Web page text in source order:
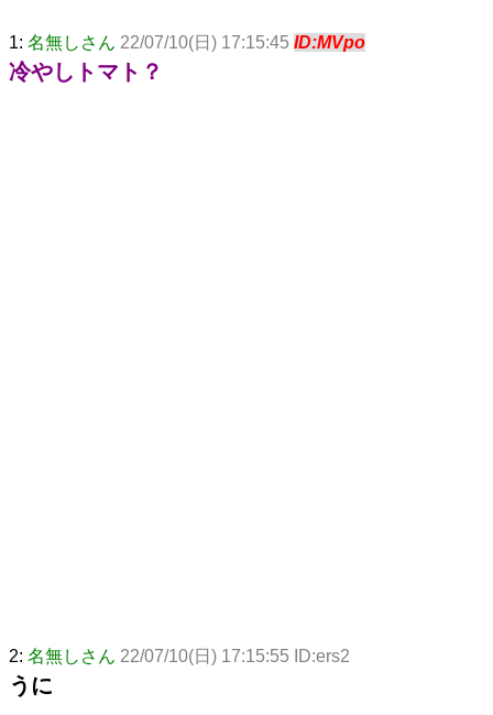
1: 名無しさん 22/07/10(日) 17:15:45 ID:MVpo
冷やしトマト？
2: 名無しさん 22/07/10(日) 17:15:55 ID:ers2
うに